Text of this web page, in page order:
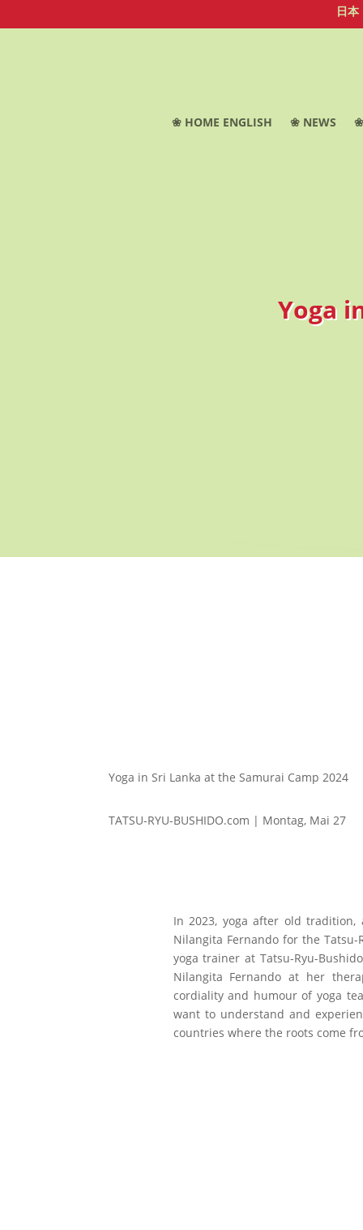
日本
❀ HOME ENGLISH ❀ NEWS
Yoga
Yoga in Sri Lanka at the Samurai Camp 2024
TATSU-RYU-BUSHIDO.com | Montag, Mai 27
In 2023, yoga after old
Nilangita Fernando for the Tatsu-
yoga trainer at Tatsu-Ryu-
Nilangita Fernando at her
cordiality and humour of yoga
want to understand and
countries where the roots come